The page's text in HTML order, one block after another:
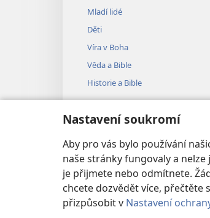
Nastavení soukromí
Aby pro vás bylo používání
naše stránky fungovaly a
je přijmete nebo odmítnete.
chcete dozvědět více, přečtěte
přizpůsobit v Nastavení
Mladí lidé
Děti
Víra v Boha
Věda a Bible
Historie a Bible
Copyright © 2026